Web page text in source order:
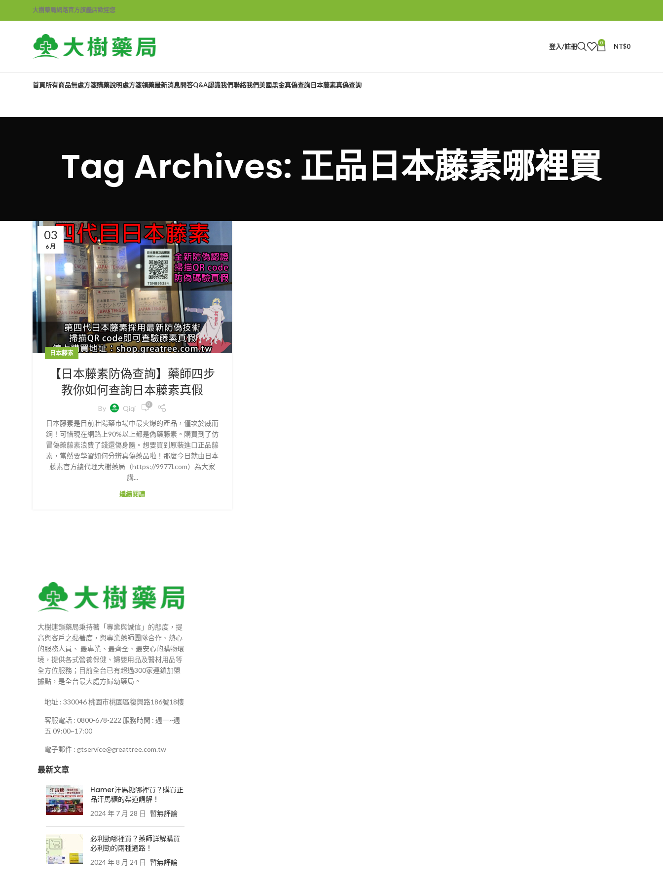
大樹藥局網路官方旗艦店歡迎您
登入/註冊 0 NT$0
首頁所有商品無處方箋購藥說明處方箋領藥最新消息問答Q&A認識我們聯絡我們美國黑金真偽查詢日本藤素真偽查詢
Tag Archives: 正品日本藤素哪裡買
03
6 月
日本藤素
【日本藤素防偽查詢】藥師四步
教你如何查詢日本藤素真假
By Qiqi 0
日本藤素是目前壯陽藥市場中最火爆的產品，僅次於威而
鋼！可惜現在網路上90%以上都是偽藥藤素。購買到了仿
冒偽藥藤素浪費了錢還傷身體。想要買到原裝進口正品藤
素，當然要學習如何分辨真偽藥品啦！那麼今日就由日本
藤素官方總代理大樹藥局（https://9977l.com）為大家
講...
繼續閱讀
大樹連鎖藥局秉持著「專業與誠信」的態度，提
高與客戶之黏著度，與專業藥師團隊合作、熱心
的服務人員、 最專業、最齊全、最安心的購物環
境，提供各式營養保健、婦嬰用品及醫材用品等
全方位服務；目前全台已有超過300家連鎖加盟
據點，是全台最大處方婦幼藥局。
地址 : 330046 桃園市桃園區復興路186號18樓
客服電話 : 0800-678-222 服務時間 : 週一~週
五 09:00~17:00
電子郵件 : gtservice@greattree.com.tw
最新文章
Hamer汗馬糖哪裡買？購買正
品汗馬糖的渠道講解！
2024 年 7 月 28 日 暫無評論
必利勁哪裡買？藥師詳解購買
必利勁的兩種通路！
2024 年 8 月 24 日 暫無評論